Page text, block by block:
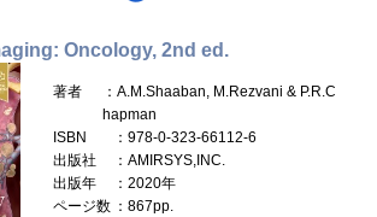
Oncology, 2nd ed.
著者
：A.M.Shaaban, M.Rezvani & P.R.C
hapman
ISBN
：978-0-323-66112-6
出版社
：AMIRSYS,INC.
出版年
：2020年
ページ数 ：867pp.